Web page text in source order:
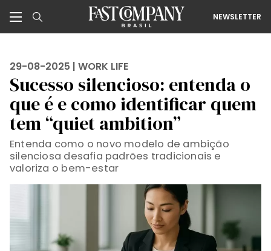
NEWSLETTER
29-08-2025 | WORK LIFE
Sucesso silencioso: entenda o
que é e como identificar quem
tem “quiet ambition”
Entenda como o novo modelo de ambição
silenciosa desafia padrões tradicionais e
valoriza o bem-estar